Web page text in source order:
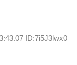
ID:7i5J3lwx0